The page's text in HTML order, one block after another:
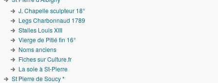
J. Chapelle sculpteur 18°
Legs Charbonnaud 1789
Stalles Louis XIII
Vierge de Pitié fin 16°
Noms anciens
Fiches sur Culture.fr
La soie à St-Pierre
St Pierre de Soucy *